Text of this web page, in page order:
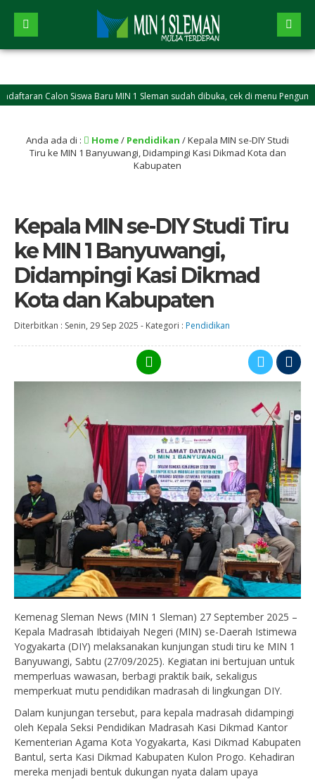
Siswa Baru MIN 1 Sleman sudah dibuka, cek di menu Pengumuman
Anda ada di : Home/ Pendidikan /Kepala MIN se-DIY Studi
Tiru ke MIN 1 Banyuwangi, Didampingi Kasi Dikmad Kota dan
Kabupaten
Kepala MIN se-DIY Studi Tiru
ke MIN 1 Banyuwangi,
Didampingi Kasi Dikmad
Kota dan Kabupaten
Diterbitkan : Senin, 29 Sep 2025 - Kategori : Pendidikan
Kemenag Sleman News (MIN 1 Sleman) 27 September 2025 –
Kepala Madrasah Ibtidaiyah Negeri (MIN) se-Daerah Istimewa
Yogyakarta (DIY) melaksanakan kunjungan studi tiru ke MIN 1
Banyuwangi, Sabtu (27/09/2025). Kegiatan ini bertujuan untuk
memperluas wawasan, berbagi praktik baik, sekaligus
memperkuat mutu pendidikan madrasah di lingkungan DIY.
Dalam kunjungan tersebut, para kepala madrasah didampingi
oleh Kepala Seksi Pendidikan Madrasah Kasi Dikmad Kantor
Kementerian Agama Kota Yogyakarta, Kasi Dikmad Kabupaten
Bantul, serta Kasi Dikmad Kabupaten Kulon Progo. Kehadiran
mereka menjadi bentuk dukungan nyata dalam upaya